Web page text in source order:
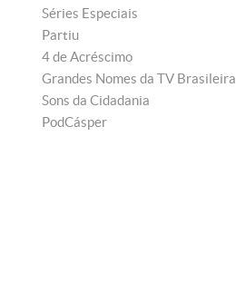
Séries Especiais
Partiu
4 de Acréscimo
Grandes Nomes da TV Brasileira
Sons da Cidadania
PodCásper